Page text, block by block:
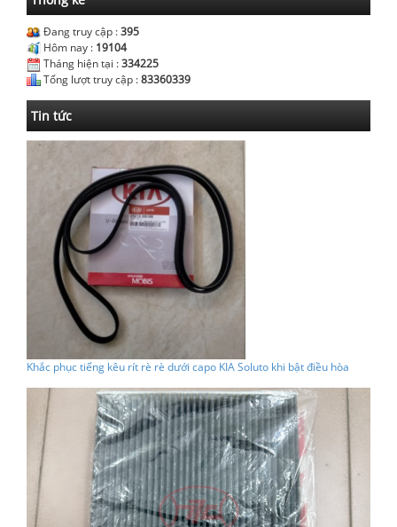
Đang truy cập :395
Hôm nay : 19104
Tháng hiện tại :334225
Tổng lượt truy cập :83360339
Tin tức
Khắc phục tiếng kêu rít rè rè dưới capo KIA Soluto khi bật điều hòa